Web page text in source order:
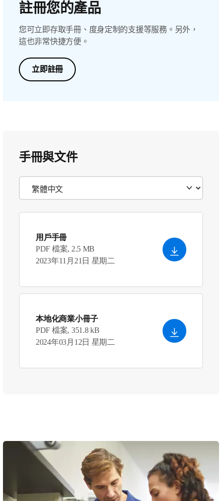
註冊您的產品
您可立即存取手冊、度身定制的支援等服務。另外，
這也非常快捷方便。
立即註冊
手冊與文件
用戶手冊
PDF 檔案, 2.5 MB
2023年11月21日 星期二
本地化商業小冊子
PDF 檔案, 351.8 kB
2024年03月12日 星期二